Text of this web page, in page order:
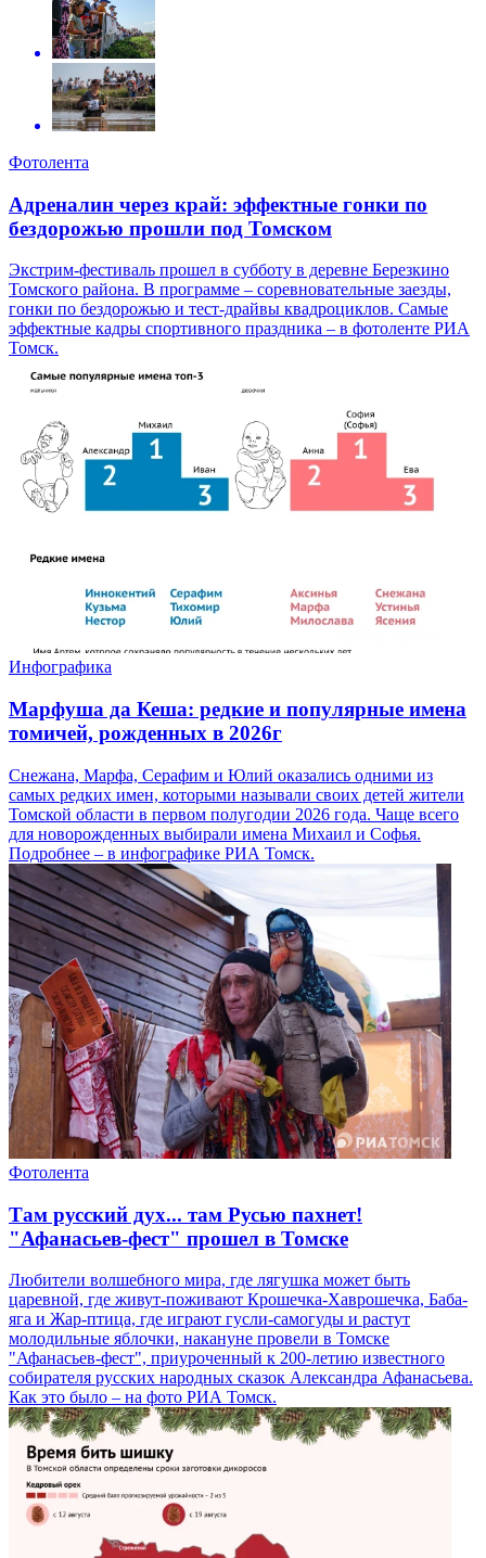
Фотолента
Адреналин через край: эффектные гонки по
бездорожью прошли под Томском
Экстрим-фестиваль прошел в субботу в деревне Березкино
Томского района. В программе – соревновательные заезды,
гонки по бездорожью и тест-драйвы квадроциклов. Самые
эффектные кадры спортивного праздника – в фотоленте РИА
Томск.
Инфографика
Марфуша да Кеша: редкие и популярные имена
томичей, рожденных в 2026г
Снежана, Марфа, Серафим и Юлий оказались одними из
самых редких имен, которыми называли своих детей жители
Томской области в первом полугодии 2026 года. Чаще всего
для новорожденных выбирали имена Михаил и Софья.
Подробнее – в инфографике РИА Томск.
Фотолента
Там русский дух... там Русью пахнет!
"Афанасьев-фест" прошел в Томске
Любители волшебного мира, где лягушка может быть
царевной, где живут-поживают Крошечка-Хаврошечка, Баба-
яга и Жар-птица, где играют гусли-самогуды и растут
молодильные яблочки, накануне провели в Томске
"Афанасьев-фест", приуроченный к 200-летию известного
собирателя русских народных сказок Александра Афанасьева.
Как это было – на фото РИА Томск.